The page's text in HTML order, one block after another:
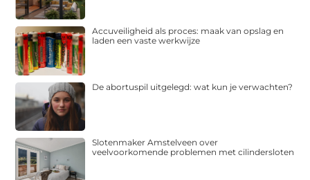
Accuveiligheid als proces: maak van opslag en
laden een vaste werkwijze
De abortuspil uitgelegd: wat kun je verwachten?
Slotenmaker Amstelveen over
veelvoorkomende problemen met cilindersloten